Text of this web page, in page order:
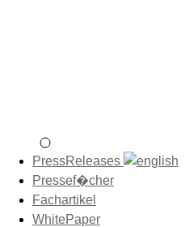
PressReleases
Pressef�cher
Fachartikel
WhitePaper